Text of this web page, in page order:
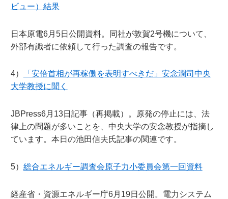
ビュー）結果
日本原電6月5日公開資料。同社が敦賀2号機について、
外部有識者に依頼して行った調査の報告です。
4）
「安倍首相が再稼働を表明すべきだ」安念潤司中央
大学教授に聞く
JBPress6月13日記事（再掲載）。原発の停止には、法
律上の問題が多いことを、中央大学の安念教授が指摘し
ています。本日の池田信夫氏記事の関連です。
5） 総合エネルギー調査会原子力小委員会第一回資料
経産省・資源エネルギー庁6月19日公開。電力システム